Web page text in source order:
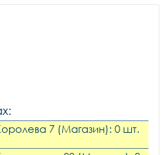
7 (Магазин): 0 шт.